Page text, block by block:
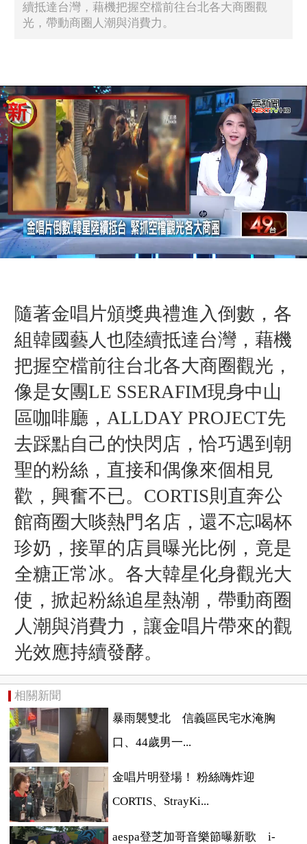
續抵達台灣，藉機把握空檔前往台北各大商圈觀
光，帶動商圈人潮與消費力。
隨著金唱片頒獎典禮進入倒數，各
組韓國藝人也陸續抵達台灣，藉機
把握空檔前往台北各大商圈觀光，
像是女團LE SSERAFIM現身中山
區咖啡廳，ALLDAY PROJECT先
去踩點自己的快閃店，恰巧遇到朝
聖的粉絲，直接和偶像來個相見
歡，興奮不已。CORTIS則直奔公
館商圈大啖熱門名店，還不忘喝杯
珍奶，接單的店員曝光比例，竟是
全糖正常冰。各大韓星化身觀光大
使，掀起粉絲追星熱潮，帶動商圈
人潮與消費力，讓金唱片帶來的觀
光效應持續發酵。
相關新聞
暴雨襲雙北 信義區民宅水淹胸
口、44歲男一...
金唱片明登場！ 粉絲嗨炸迎
CORTIS、StrayKi...
aespa登芝加哥音樂節曝新歌 i-